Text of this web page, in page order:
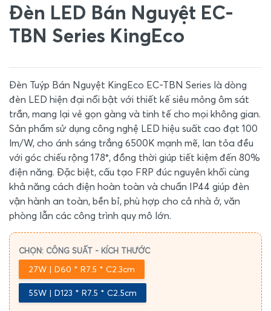
Đèn LED Bán Nguyệt EC-
TBN Series KingEco
Đèn Tuýp Bán Nguyệt KingEco EC-TBN Series là dòng
đèn LED hiện đại nổi bật với thiết kế siêu mỏng ôm sát
trần, mang lại vẻ gọn gàng và tinh tế cho mọi không gian.
Sản phẩm sử dụng công nghệ LED hiệu suất cao đạt 100
lm/W, cho ánh sáng trắng 6500K mạnh mẽ, lan tỏa đều
với góc chiếu rộng 178°, đồng thời giúp tiết kiệm đến 80%
điện năng. Đặc biệt, cấu tạo FRP đúc nguyên khối cùng
khả năng cách điện hoàn toàn và chuẩn IP44 giúp đèn
vận hành an toàn, bền bỉ, phù hợp cho cả nhà ở, văn
phòng lẫn các công trình quy mô lớn.
CHỌN: CÔNG SUẤT - KÍCH THƯỚC
27W | D60 * R7.5 * C2.3cm
55W | D123 * R7.5 * C2.5cm